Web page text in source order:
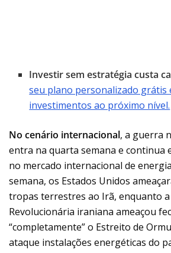
Investir sem estratégia custa
seu plano personalizado grátis
investimentos ao próximo nível.
No cenário internacional, a guerra
entra na quarta semana e continua
no mercado internacional de
semana, os Estados Unidos
tropas terrestres ao Irã, enquanto a
Revolucionária iraniana ameaçou
“completamente” o Estreito de
ataque instalações energéticas do